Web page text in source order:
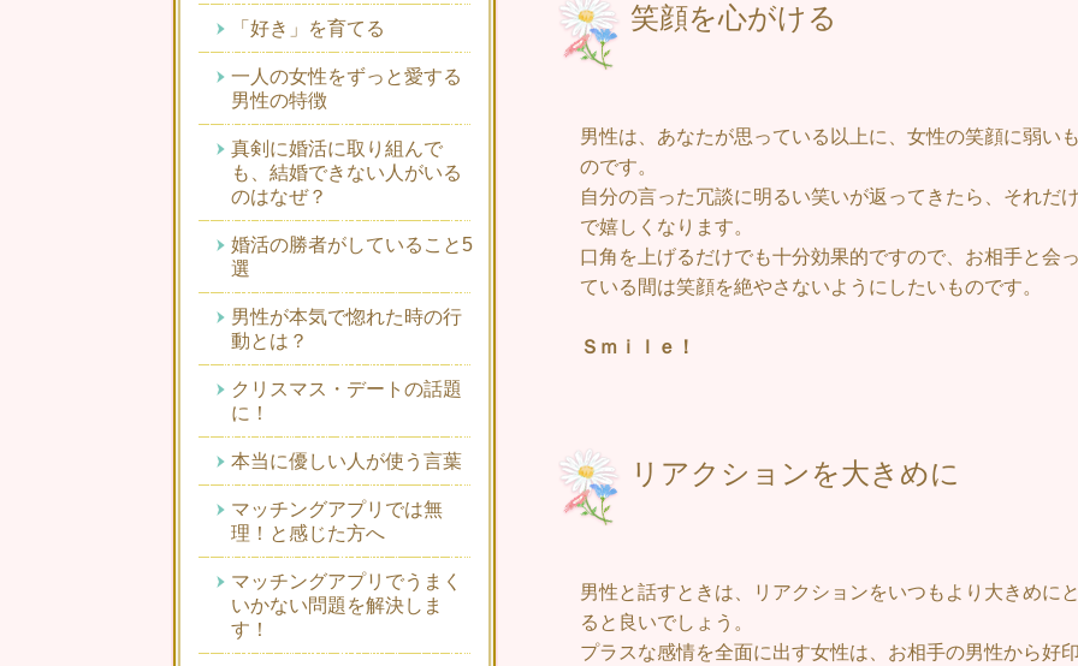
笑顔を
男性は、あなたが思っている以上に、女性の笑顔に弱い
のです。
自分の言った冗談に明るい笑いが返ってきたら、それだ
で嬉しくなります。
口角を上げるだけでも十分効果的ですので、お相手と会
ている間は笑顔を絶やさないようにしたいものです。
Ｓｍｉｌｅ！
リアクショ
男性と話すときは、リアクションをいつもより大きめに
ると良いでしょう。
プラスな感情を全面に出す女性は、お相手の男性から好
「好き」を育てる
一人の女性をずっと愛する
男性の特徴
真剣に婚活に取り組んで
も、結婚できない人がいる
のはなぜ？
婚活の勝者がしていること5
選
男性が本気で惚れた時の行
動とは？
クリスマス・デートの話題
に！
本当に優しい人が使う言葉
マッチングアプリでは無
理！と感じた方へ
マッチングアプリでうまく
いかない問題を解決しま
す！